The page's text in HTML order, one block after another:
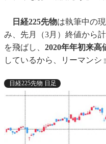
日経225先物は執筆中の
み、先月（3月）終値から
を飛ばし、 2020年年初来高
しているから、リーマンシ
日経225先物 日足